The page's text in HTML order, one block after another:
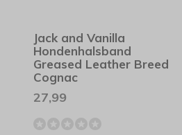
Jack and Vanilla
Hondenhalsband
Greased Leather Breed
Cognac
27,99